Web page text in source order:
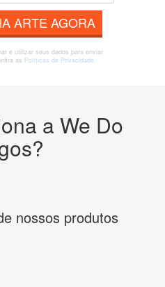
ARTE AGORA
e utilizar seus dados para enviar
as Políticas de Privacidade.
a We Do
nossos produtos